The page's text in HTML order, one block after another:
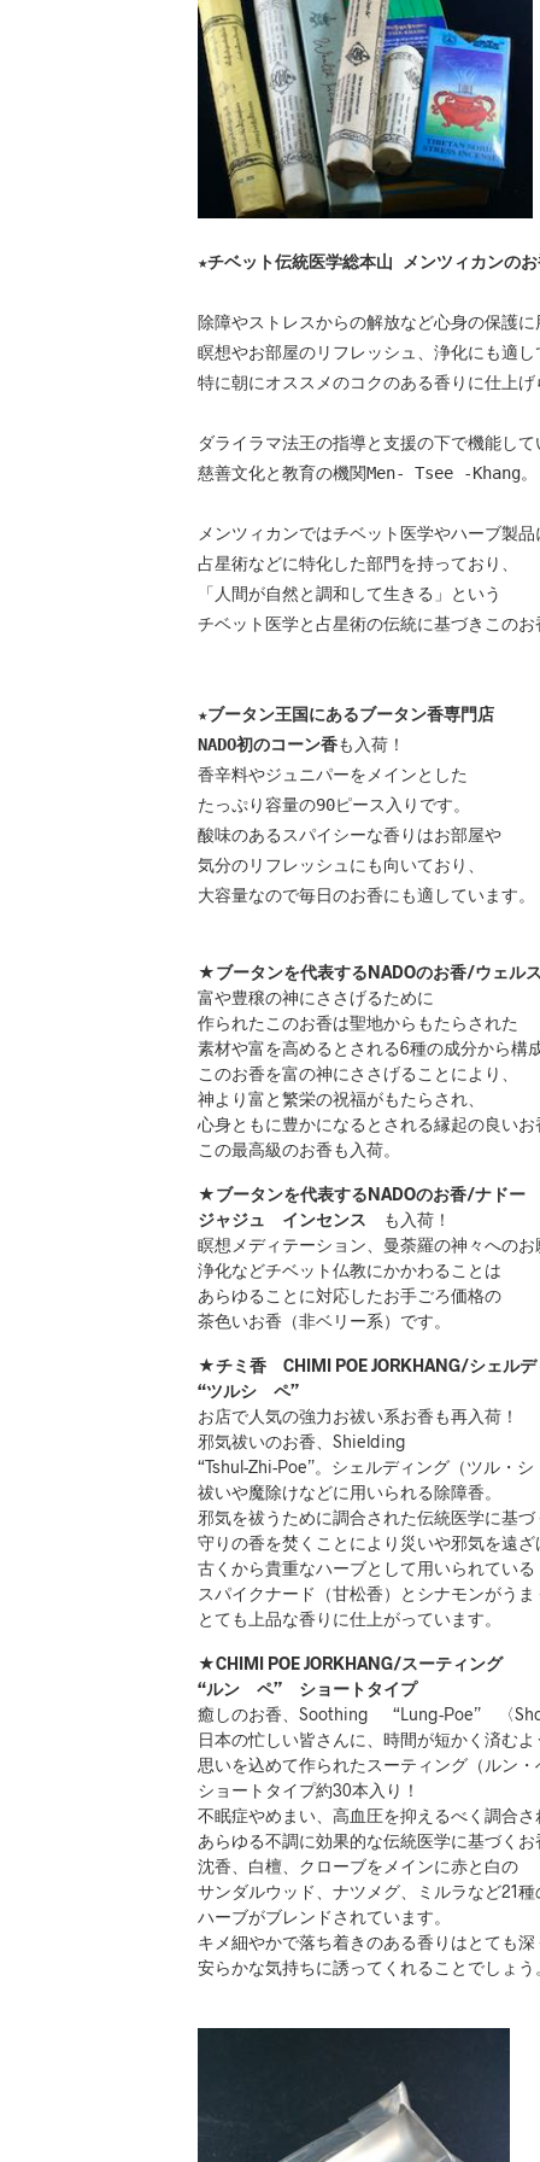
★チベット伝統医学総本山 メンツィカンの
除障やストレスからの解放など心身の保護
瞑想やお部屋のリフレッシュ、浄化にも適し
特に朝にオススメのコクのある香りに仕上
ダライラマ法王の指導と支援の下で機能して
慈善文化と教育の機関Men- Tsee -Khang。
メンツィカンではチベット医学やハーブ製
占星術などに特化した部門を持っており、
「人間が自然と調和して生きる」という
チベット医学と占星術の伝統に基づきこの
★ブータン王国にあるブータン香専門店
NADO初のコーン香も入荷！
香辛料やジュニパーをメインとした
たっぷり容量の90ピース入りです。
酸味のあるスパイシーな香りはお部屋や
気分のリフレッシュにも向いており、
大容量なので毎日のお香にも適しています。
★ブータンを代表するNADOのお香/ウェル
富や豊穣の神にささげるために
作られたこのお香は聖地からもたらされた
素材や富を高めるとされる6種の成分から構
このお香を富の神にささげることにより、
神より富と繁栄の祝福がもたらされ、
心身ともに豊かになるとされる縁起の良いお
この最高級のお香も入荷。
★ブータンを代表するNADOのお香/ナド
ジャジュ インセンス も入荷！
瞑想メディテーション、曼荼羅の神々へのお
浄化などチベット仏教にかかわることは
あらゆることに対応したお手ごろ価格の
茶色いお香（非ベリー系）です。
★チミ香 CHIMI POE JORKHANG/シェル
“ツルシ ペ”
お店で人気の強力お祓い系お香も再入荷！
邪気祓いのお香、Shielding
“Tshul-Zhi-Poe”。シェルディング（ツル・シ
祓いや魔除けなどに用いられる除障香。
邪気を祓うために調合された伝統医学に基
守りの香を焚くことにより災いや邪気を遠
古くから貴重なハーブとして用いられている
スパイクナード（甘松香）とシナモンがう
とても上品な香りに仕上がっています。
★CHIMI POE JORKHANG/スーティング
“ルン ペ” ショートタイプ
癒しのお香、Soothing “Lung-Poe” 〈
日本の忙しい皆さんに、時間が短かく済むよ
思いを込めて作られたスーティング（ルン・
ショートタイプ約30本入り！
不眠症やめまい、高血圧を抑えるべく調合さ
あらゆる不調に効果的な伝統医学に基づくお
沈香、白檀、クローブをメインに赤と白の
サンダルウッド、ナツメグ、ミルラなど21種
ハーブがブレンドされています。
キメ細やかで落ち着きのある香りはとても深
安らかな気持ちに誘ってくれることでしょう